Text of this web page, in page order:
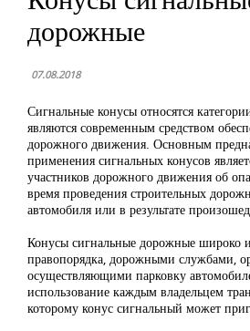
дорожные
07.08.2018
Сигнальные конусы относятся
являются современным средством
дорожного движения. Основным
применения сигнальных конусов
участников дорожного движения об
время проведения строительных
автомобиля или в результате
Конусы сигнальные дорожные широко
правопорядка, дорожными службами,
осуществляющими парковку
использование каждым владельцем
которому конус сигнальный может